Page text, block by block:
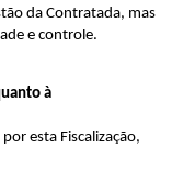
da Contratada, mas
e controle.
à
esta Fiscalização,